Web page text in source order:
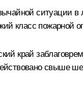
ситуации в
класс пожарной
край
свыше